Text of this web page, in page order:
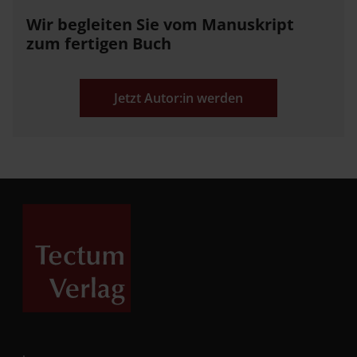
Wir begleiten Sie vom Manuskript
zum fertigen Buch
Jetzt Autor:in werden